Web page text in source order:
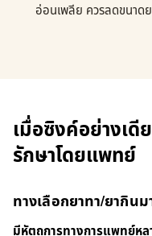
อ่อนเพลีย ควรลดขนาด
เมื่อซิงค์อย่างเดี
รักษาโดยแพทย์
ทางเลือกยาทา/ยากิน
มีหัตถการทางการแพทย์หล